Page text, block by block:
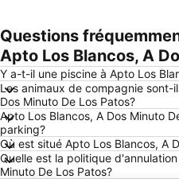
Agrandir la carte
Questions
Apto Los Blancos, A
Y a-t-il une piscine à Apto Los
Les animaux de compagnie sont-
Dos Minuto De Los Patos?
Apto Los Blancos, A Dos Minuto
parking?
Où est situé Apto Los Blancos, A
Quelle est la politique
Minuto De Los Patos?